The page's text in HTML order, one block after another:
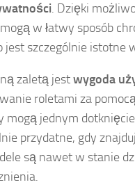
. Dzięki
w łatwy sposób
jest szczególnie istotne
zaletą jestwygoda
roletami za
mogą jednym
przydatne, gdy
są nawet w stanie